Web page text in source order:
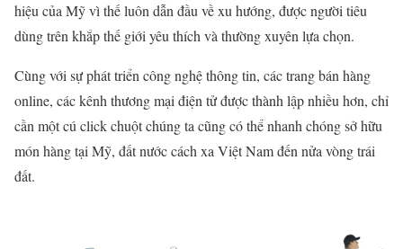
hiệu của Mỹ vì thế luôn dẫn đầu về xu hướng, được người tiêu
dùng trên khắp thế giới yêu thích và thường xuyên lựa chọn.
Cùng với sự phát triển công nghệ thông tin, các trang bán hàng
online, các kênh thương mại điện tử được thành lập nhiều hơn, chỉ
cần một cú click chuột chúng ta cũng có thể nhanh chóng sở hữu
món hàng tại Mỹ, đất nước cách xa Việt Nam đến nửa vòng trái
đất.